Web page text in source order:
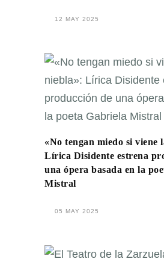
12 MAY 2025
«No tengan miedo si viene
Lírica Disidente estrena
una ópera basada en la
Mistral
05 MAY 2025